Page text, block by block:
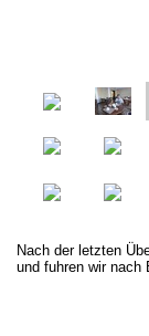
Nach der letzten
und fuhren wir nach